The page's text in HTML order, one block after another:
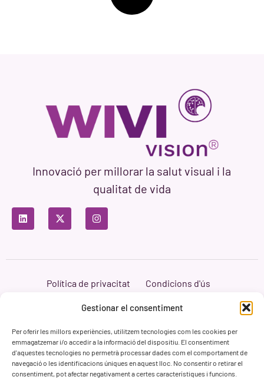
Gestionar el consentiment
Per oferir les millors experiències, utilitzem tecnologies com les cookies per
emmagatzemar i/o accedir a la informació del dispositiu. El consentiment
d'aquestes tecnologies no permetrà processar dades com el comportament de
navegació o les identificacions úniques en aquest lloc. No consentir o retirar el
consentiment, pot afectar negativament a certes característiques i funcions.
Innovació per millorar la salut visual i la
qualitat de vida
Política de privacitat
Condicions d'ús
Branding i Web ASH Proyectos Creativos